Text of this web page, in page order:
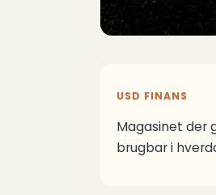
USD FINANS
Magasinet der
brugbar i